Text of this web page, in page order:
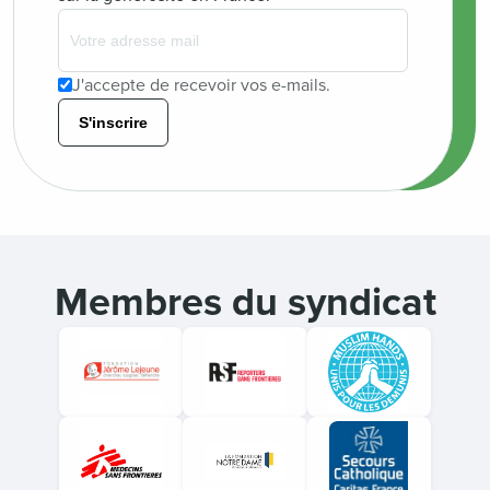
J'accepte de recevoir vos e-mails.
S'inscrire
Membres du syndicat